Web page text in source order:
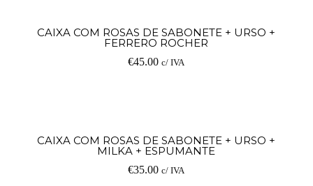
CAIXA COM ROSAS DE SABONETE + URSO +
FERRERO ROCHER
€45.00 c/ IVA
CAIXA COM ROSAS DE SABONETE + URSO +
MILKA + ESPUMANTE
€35.00 c/ IVA